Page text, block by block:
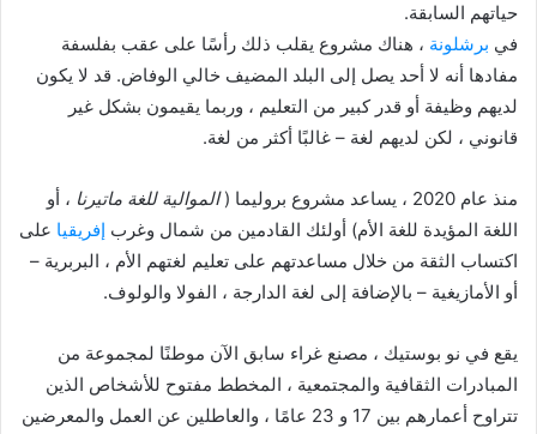
ي
حياتهم السابقة.
في برشلونة ، هناك مشروع يقلب ذلك رأسًا على عقب بفلسفة
مفادها أنه لا أحد يصل إلى البلد المضيف خالي الوفاض. قد لا يكون
لديهم وظيفة أو قدر كبير من التعليم ، وربما يقيمون بشكل غير
قانوني ، لكن لديهم لغة – غالبًا أكثر من لغة.
منذ عام 2020 ، يساعد مشروع بروليما ( الموالية للغة ماتيرنا ، أو
اللغة المؤيدة للغة الأم) أولئك القادمين من شمال وغرب إفريقيا على
اكتساب الثقة من خلال مساعدتهم على تعليم لغتهم الأم ، البربرية –
أو الأمازيغية – بالإضافة إلى لغة الدارجة ، الفولا والولوف.
يقع في نو بوستيك ، مصنع غراء سابق الآن موطنًا لمجموعة من
المبادرات الثقافية والمجتمعية ، المخطط مفتوح للأشخاص الذين
تتراوح أعمارهم بين 17 و 23 عامًا ، والعاطلين عن العمل والمعرضين